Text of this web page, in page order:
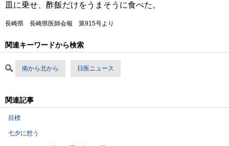
皿に乗せ、酢飯だけをうまそうに食べた。
長崎県 長崎県医師会報 第915号より
関連キーワードから検索
南から北から 日医ニュース
関連記事
目標
七夕に想う